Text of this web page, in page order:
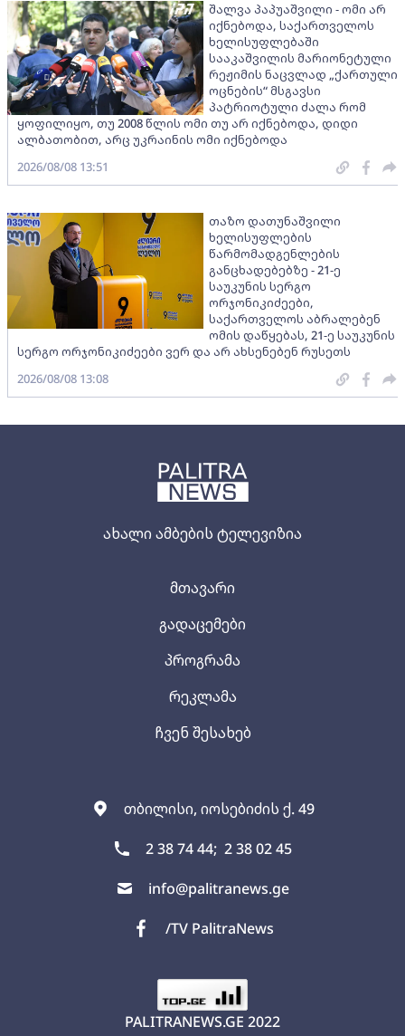
ახალი ამბების ტელევიზია
თბილისი, იოსებიძის ქ. 49
2 38 74 44; 2 38 02 45
info@palitranews.ge
/TV PalitraNews
მთავარი
გადაცემები
პროგრამა
რეკლამა
ჩვენ შესახებ
PALITRANEWS.GE 2022
შალვა პაპუაშვილი - ომი არ
იქნებოდა, საქართველოს
ხელისუფლებაში
სააკაშვილის მარიონეტული
რეჟიმის ნაცვლად „ქართული
ოცნების“ მსგავსი
პატრიოტული ძალა რომ
ყოფილიყო, თუ 2008 წლის ომი თუ არ იქნებოდა, დიდი
ალბათობით, არც უკრაინის ომი იქნებოდა
2026/08/08 13:51
თაზო დათუნაშვილი
ხელისუფლების
წარმომადგენლების
განცხადებებზე - 21-ე
საუკუნის სერგო
ორჯონიკიძეები,
საქართველოს აბრალებენ
ომის დაწყებას, 21-ე საუკუნის
სერგო ორჯონიკიძეები ვერ და არ ახსენებენ რუსეთს
2026/08/08 13:08